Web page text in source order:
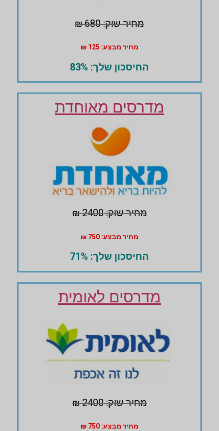
מחיר שוק: 680 ₪
מחיר מבצע: 125 ₪
החיסכון שלך: 83%
מדרסים מאוחדת
מחיר שוק: 2400 ₪
מחיר מבצע: 750 ₪
החיסכון שלך: 71%
מדרסים לאומית
מחיר שוק: 2400 ₪
מחיר מבצע: 750 ₪